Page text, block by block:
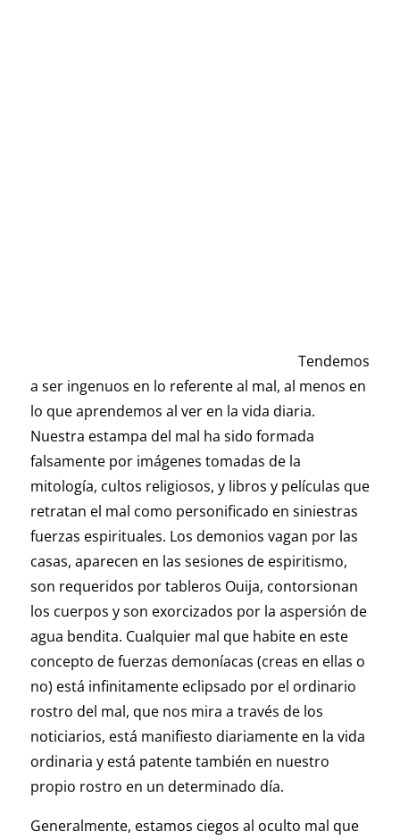
Tendemos
a ser ingenuos en lo referente al mal, al menos en
lo que aprendemos al ver en la vida diaria.
Nuestra estampa del mal ha sido formada
falsamente por imágenes tomadas de la
mitología, cultos religiosos, y libros y películas que
retratan el mal como personificado en siniestras
fuerzas espirituales. Los demonios vagan por las
casas, aparecen en las sesiones de espiritismo,
son requeridos por tableros Ouija, contorsionan
los cuerpos y son exorcizados por la aspersión de
agua bendita. Cualquier mal que habite en este
concepto de fuerzas demoníacas (creas en ellas o
no) está infinitamente eclipsado por el ordinario
rostro del mal, que nos mira a través de los
noticiarios, está manifiesto diariamente en la vida
ordinaria y está patente también en nuestro
propio rostro en un determinado día.
Generalmente, estamos ciegos al oculto mal que